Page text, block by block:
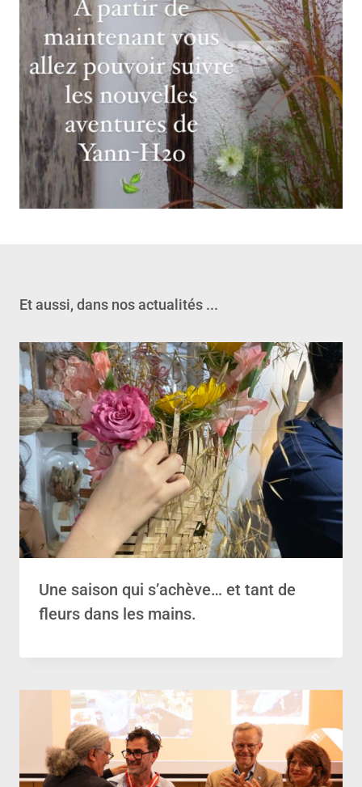
Et aussi, dans nos actualités ...
Une saison qui s’achève… et tant de
fleurs dans les mains.